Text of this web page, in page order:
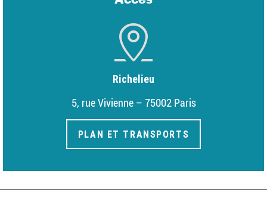
Richelieu
5, rue Vivienne – 75002 Paris
PLAN ET TRANSPORTS